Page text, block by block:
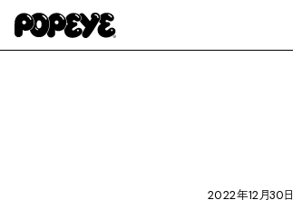
2022年12月30日